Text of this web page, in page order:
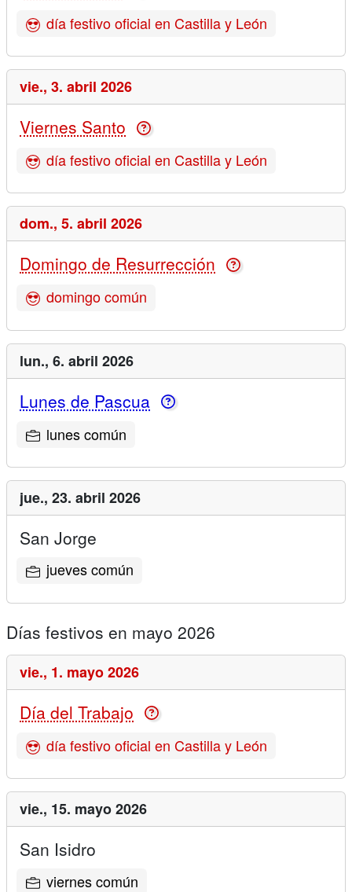
día festivo oficial en Castilla y León
vie., 3. abril 2026
Viernes Santo
día festivo oficial en Castilla y León
dom., 5. abril 2026
Domingo de Resurrección
domingo común
lun., 6. abril 2026
Lunes de Pascua
lunes común
jue., 23. abril 2026
San Jorge
jueves común
Días festivos en mayo 2026
vie., 1. mayo 2026
Día del Trabajo
día festivo oficial en Castilla y León
vie., 15. mayo 2026
San Isidro
viernes común